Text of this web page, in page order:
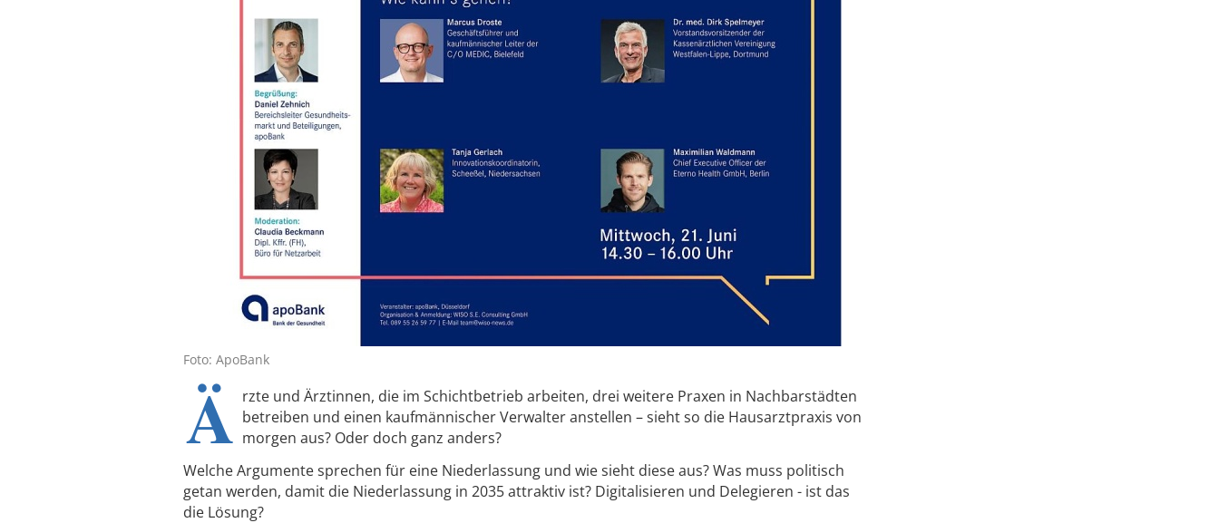
Foto: ApoBank
Ä rzte und Ärztinnen, die im Schichtbetrieb arbeiten, drei weitere Praxen in Nachbarstädten
betreiben und einen kaufmännischer Verwalter anstellen – sieht so die Hausarztpraxis von
morgen aus? Oder doch ganz anders?
Welche Argumente sprechen für eine Niederlassung und wie sieht diese aus? Was muss politisch
getan werden, damit die Niederlassung in 2035 attraktiv ist? Digitalisieren und Delegieren - ist das
die Lösung?